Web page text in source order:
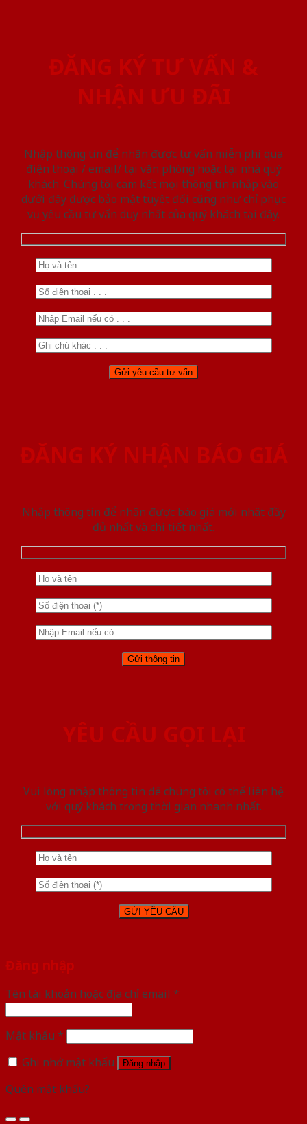
ĐĂNG KÝ TƯ VẤN &
NHẬN ƯU ĐÃI
Nhập thông tin để nhận được tư vấn miễn phí qua
điện thoại / email/ tại văn phòng hoặc tại nhà quý
khách. Chúng tôi cam kết mọi thông tin nhập vào
dưới đây được bảo mật tuyệt đối cũng như chỉ phục
vụ yêu cầu tư vấn duy nhất của quý khách tại đây.
ĐĂNG KÝ NHẬN BÁO GIÁ
Nhập thông tin để nhận được báo giá mới nhât đầy
đủ nhất và chi tiết nhất.
YÊU CẦU GỌI LẠI
Vui lòng nhập thông tin để chúng tôi có thể liên hệ
với quý khách trong thời gian nhanh nhất.
Đăng nhập
Tên tài khoản hoặc địa chỉ email *
Mật khẩu *
Ghi nhớ mật khẩu
Đăng nhập
Quên mật khẩu?